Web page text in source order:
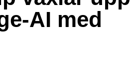
AI med